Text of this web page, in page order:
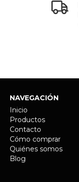
NAVEGACIÓN
Inicio
Productos
Contacto
Cómo comprar
Quiénes somos
Blog